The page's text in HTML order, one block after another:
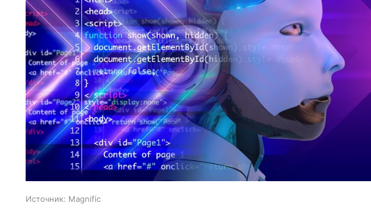
Источник: Magnific